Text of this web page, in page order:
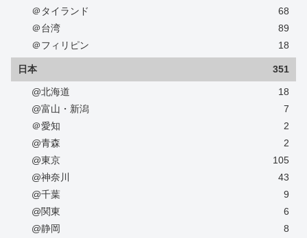
＠タイランド
68
＠台湾
89
＠フィリピン
18
日本 351
@北海道
18
@富山・新潟
7
＠愛知
2
@青森
2
@東京
105
@神奈川
43
@千葉
9
@関東
6
@静岡
8